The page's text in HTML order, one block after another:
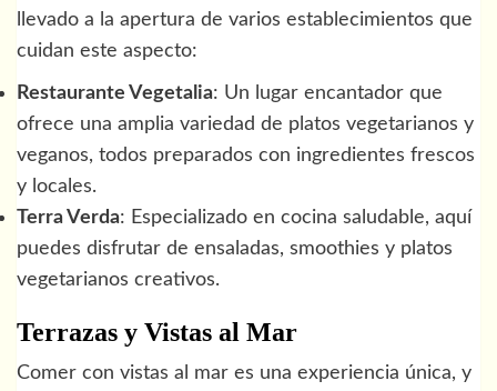
llevado a la apertura de varios establecimientos que
cuidan este aspecto:
Restaurante Vegetalia: Un lugar encantador que
ofrece una amplia variedad de platos vegetarianos y
veganos, todos preparados con ingredientes frescos
y locales.
Terra Verda: Especializado en cocina saludable, aquí
puedes disfrutar de ensaladas, smoothies y platos
vegetarianos creativos.
Terrazas y Vistas al Mar
Comer con vistas al mar es una experiencia única, y